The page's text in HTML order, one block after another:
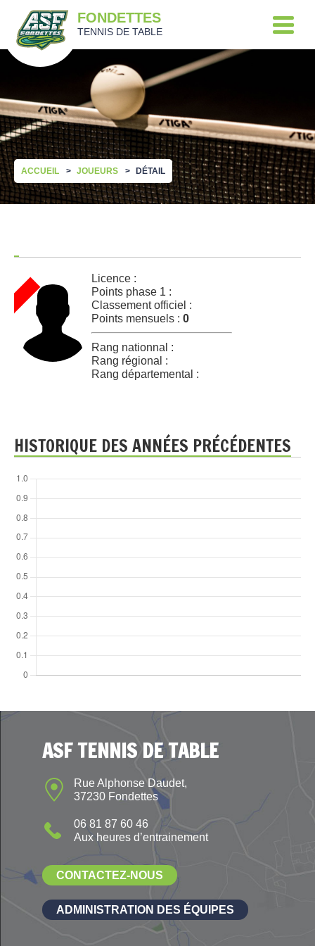
FONDETTES
TENNIS DE TABLE
ACCUEIL JOUEURS DÉTAIL
Licence :
Points phase 1 :
Classement officiel :
Points mensuels : 0
Rang nationnal :
Rang régional :
Rang départemental :
HISTORIQUE DES ANNÉES PRÉCÉDENTES
ASF TENNIS DE TABLE
Rue Alphonse Daudet,
37230 Fondettes
06 81 87 60 46
Aux heures d’entrainement
CONTACTEZ-NOUS
ADMINISTRATION DES ÉQUIPES